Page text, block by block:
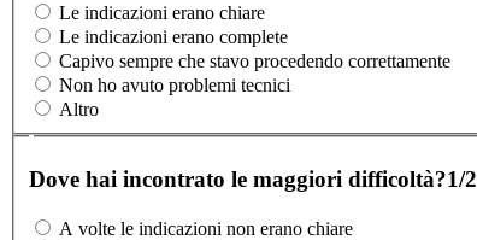
Le indicazioni erano chiare
Le indicazioni erano complete
Capivo sempre che stavo procedendo correttamente
Non ho avuto problemi tecnici
Altro
Dove hai incontrato le maggiori difficoltà?1/2
A volte le indicazioni non erano chiare